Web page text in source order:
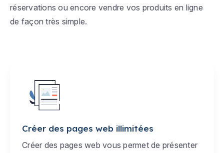
réservations ou encore vendre vos produits en ligne
de façon très simple.
Créer des pages web illimitées
Créer des pages web vous permet de présenter